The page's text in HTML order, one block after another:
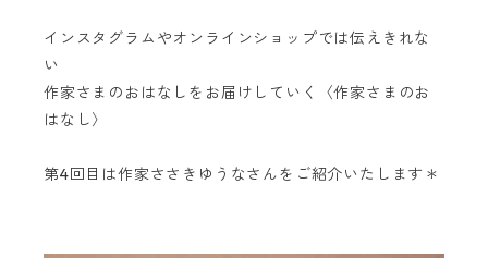
インスタグラムやオンラインショップでは伝えきれな
い
作家さまのおはなしをお届けしていく〈作家さまのお
はなし〉
第4回目は作家ささきゆうなさんをご紹介いたします＊